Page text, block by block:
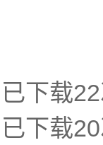
下载22
下载20